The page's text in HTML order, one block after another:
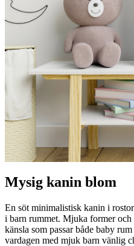
Mysig kanin blom
En söt minimalistisk kanin i
i barn rummet. Mjuka former
känsla som passar både baby
vardagen med mjuk barn vänlig